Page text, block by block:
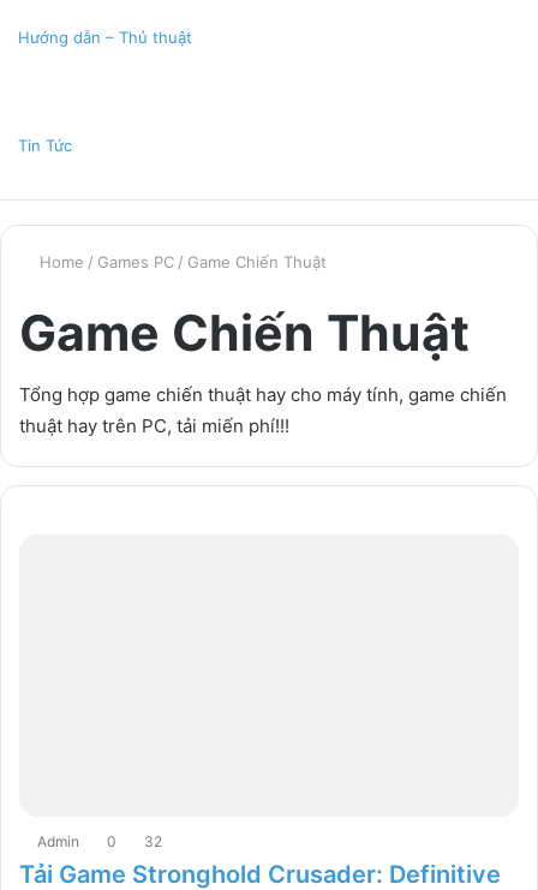
Hướng dẫn – Thủ thuật
Tin Tức
Home / Games PC / Game Chiến Thuật
Game Chiến Thuật
Tổng hợp game chiến thuật hay cho máy tính, game chiến
thuật hay trên PC, tải miến phí!!!
Admin 0 32
Tải Game Stronghold Crusader: Definitive